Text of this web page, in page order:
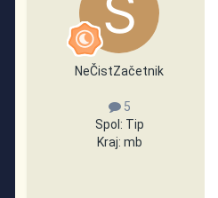
NeČistZačetnik
5
Spol: Tip
Kraj: mb